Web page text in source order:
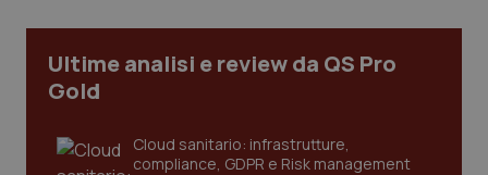
Ultime analisi e review da QS Pro
Gold
Cloud sanitario: infrastrutture,
compliance, GDPR e Risk management
funzionare correttamente senza questi cookie.
Nome
Fornitore/Dominio